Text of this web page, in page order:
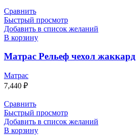
Сравнить
Быстрый просмотр
Добавить в список желаний
В корзину
Матрас Рельеф чехол жаккард
Матрас
7,440 ₽
Сравнить
Быстрый просмотр
Добавить в список желаний
В корзину